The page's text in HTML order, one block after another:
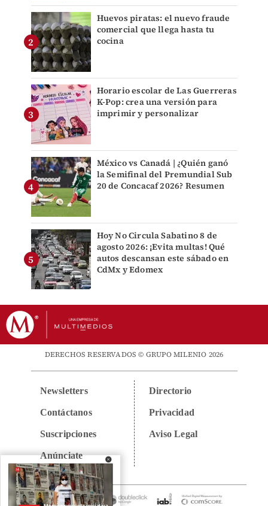
Huevos piratas: el nuevo fraude
comercial que llega hasta tu
cocina
Horario escolar de Las Guerreras
K-Pop: crea una versión para
imprimir y personalizar
México vs Canadá | ¿Quién ganó
la Semifinal del Premundial Sub
20 de Concacaf 2026? Resumen
Hoy No Circula Sabatino 8 de
agosto 2026: ¡Evita multas! Qué
autos descansan este sábado en
CdMx y Edomex
DERECHOS RESERVADOS © GRUPO MILENIO 2026
Newsletters
Contáctanos
Suscripciones
Anúnciate
Directorio
Privacidad
Aviso Legal